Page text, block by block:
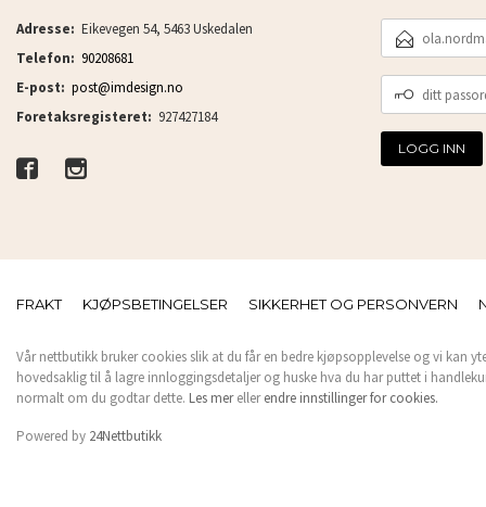
Adresse: Eikevegen 54, 5463 Uskedalen
Telefon: 90208681
E-post: post@imdesign.no
Foretaksregisteret: 927427184
POSTADRESSE
PASSORD
FRAKT KJØPSBETINGELSER SIKKERHET OG PERSONVERN
Vår nettbutikk bruker cookies slik at du får en bedre kjøpsopplevelse og vi kan
hovedsaklig til å lagre innloggingsdetaljer og huske hva du har puttet i
normalt om du godtar dette. Les merellerendre innstillinger for cookies.
Powered by 24Nettbutikk